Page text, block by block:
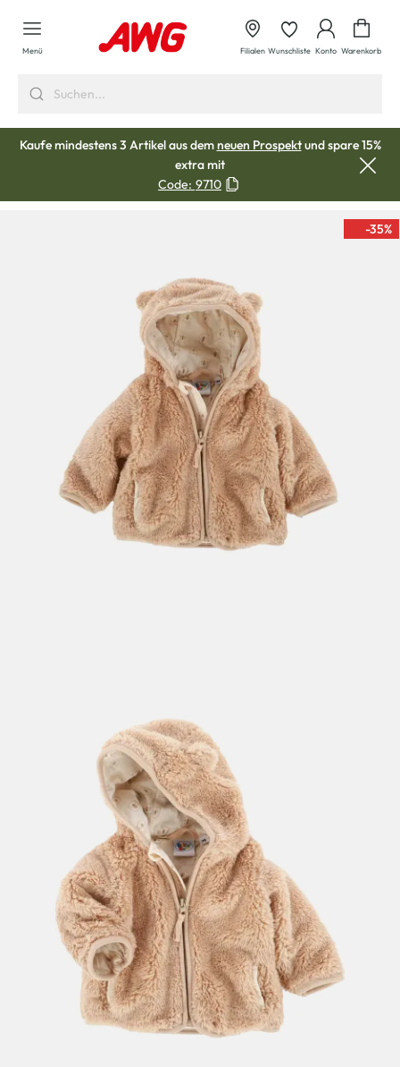
springen
Menü Filialen Wunschliste Konto Warenkorb
Kaufe mindestens 3 Artikel aus demneuen Prospektund spare 15%
extra mit
Code: 9710
-35%